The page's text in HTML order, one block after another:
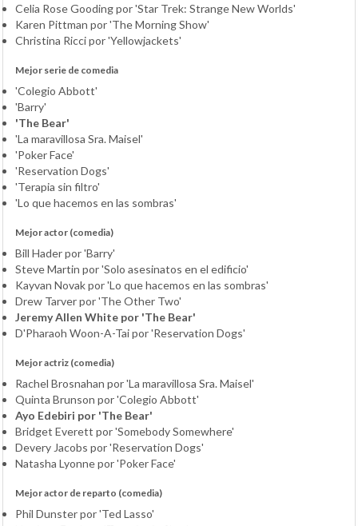
Celia Rose Gooding por 'Star Trek: Strange New Worlds'
Karen Pittman por 'The Morning Show'
Christina Ricci por 'Yellowjackets'
Mejor serie de comedia
'Colegio Abbott'
'Barry'
'The Bear'
'La maravillosa Sra. Maisel'
'Poker Face'
'Reservation Dogs'
'Terapia sin filtro'
'Lo que hacemos en las sombras'
Mejor actor (comedia)
Bill Hader por 'Barry'
Steve Martin por 'Solo asesinatos en el edificio'
Kayvan Novak por 'Lo que hacemos en las sombras'
Drew Tarver por 'The Other Two'
Jeremy Allen White por 'The Bear'
D'Pharaoh Woon-A-Tai por 'Reservation Dogs'
Mejor actriz (comedia)
Rachel Brosnahan por 'La maravillosa Sra. Maisel'
Quinta Brunson por 'Colegio Abbott'
Ayo Edebiri por 'The Bear'
Bridget Everett por 'Somebody Somewhere'
Devery Jacobs por 'Reservation Dogs'
Natasha Lyonne por 'Poker Face'
Mejor actor de reparto (comedia)
Phil Dunster por 'Ted Lasso'